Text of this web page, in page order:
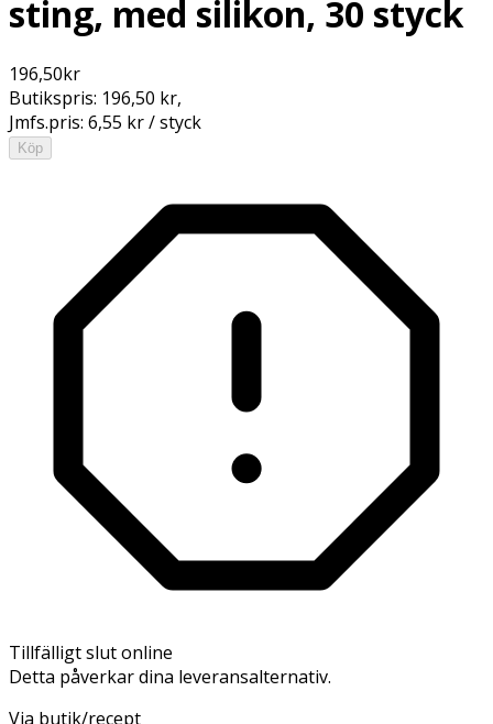
sting, med silikon, 30 styck
196,50kr
Butikspris: 196,50 kr,
Jmfs.pris: 6,55 kr / styck
Köp
Tillfälligt slut online
Detta påverkar dina leveransalternativ.
Via butik/recept